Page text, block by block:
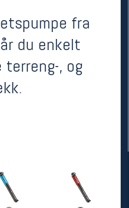
fra
du enkelt
, og